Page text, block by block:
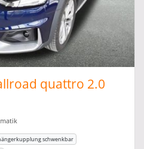
quattro 2.0
schwenkbar